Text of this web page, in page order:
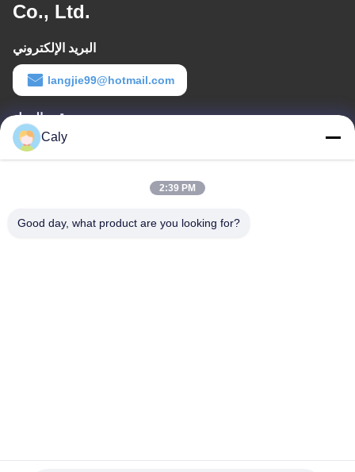
Co., Ltd.
البريد الإلكتروني
langjie99@hotmail.com
وقت العمل
9:00-18:00
مدينة دونغشونغ، منطقة نانشا، قوانغتشو، الصين
Caly
2:39 PM
Good day, what product are you looking for?